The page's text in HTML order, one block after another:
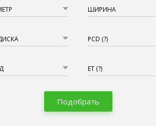
ШИРИНА
PCD (?)
ET (?)
Подобрать